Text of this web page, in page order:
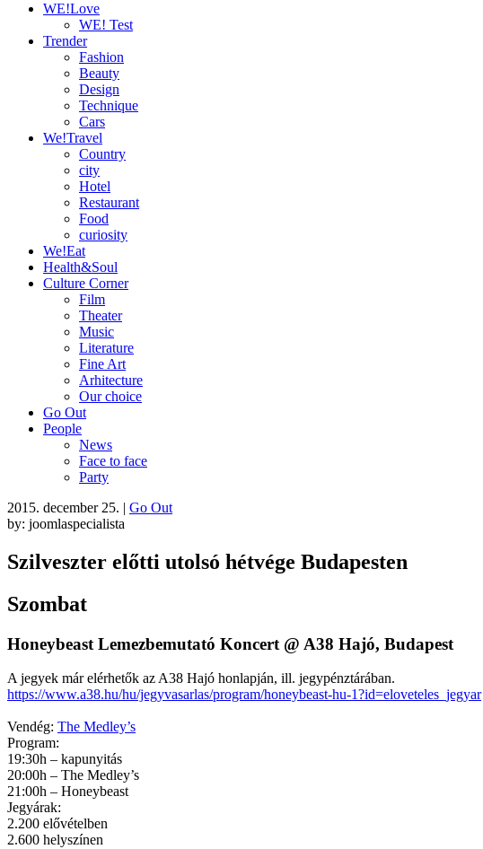
WE!Love
WE! Test
Trender
Fashion
Beauty
Design
Technique
Cars
We!Travel
Country
city
Hotel
Restaurant
Food
curiosity
We!Eat
Health&Soul
Culture Corner
Film
Theater
Music
Literature
Fine Art
Arhitecture
Our choice
Go Out
People
News
Face to face
Party
2015. december 25. | Go Out
by: joomlaspecialista
Szilveszter előtti utolsó hétvége Budapesten
Szombat
Honeybeast Lemezbemutató Koncert @ A38 Hajó, Budapest
A jegyek már elérhetők az A38 Hajó honlapján, ill. jegypénztárában.
https://www.a38.hu/hu/jegyvasarlas/program/honeybeast-hu-1?id=eloveteles_jegyar
Vendég: The Medley’s
Program:
19:30h – kapunyitás
20:00h – The Medley’s
21:00h – Honeybeast
Jegyárak:
2.200 elővételben
2.600 helyszínen